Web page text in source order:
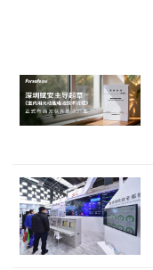
火灾隐患多。一旦发
传统的火灾关测器无
及时缺发，不能及早
和有效扑救火火，这
力和闲难，同时也将
巨大的经济损失和社
响，基至还会造成人
亡。图像型火灾探测